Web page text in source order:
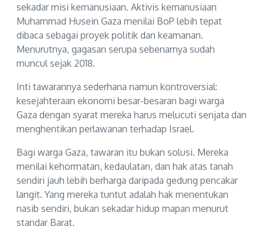
sekadar misi kemanusiaan. Aktivis kemanusiaan
Muhammad Husein Gaza menilai BoP lebih tepat
dibaca sebagai proyek politik dan keamanan.
Menurutnya, gagasan serupa sebenarnya sudah
muncul sejak 2018.
Inti tawarannya sederhana namun kontroversial:
kesejahteraan ekonomi besar-besaran bagi warga
Gaza dengan syarat mereka harus melucuti senjata dan
menghentikan perlawanan terhadap Israel.
Bagi warga Gaza, tawaran itu bukan solusi. Mereka
menilai kehormatan, kedaulatan, dan hak atas tanah
sendiri jauh lebih berharga daripada gedung pencakar
langit. Yang mereka tuntut adalah hak menentukan
nasib sendiri, bukan sekadar hidup mapan menurut
standar Barat.